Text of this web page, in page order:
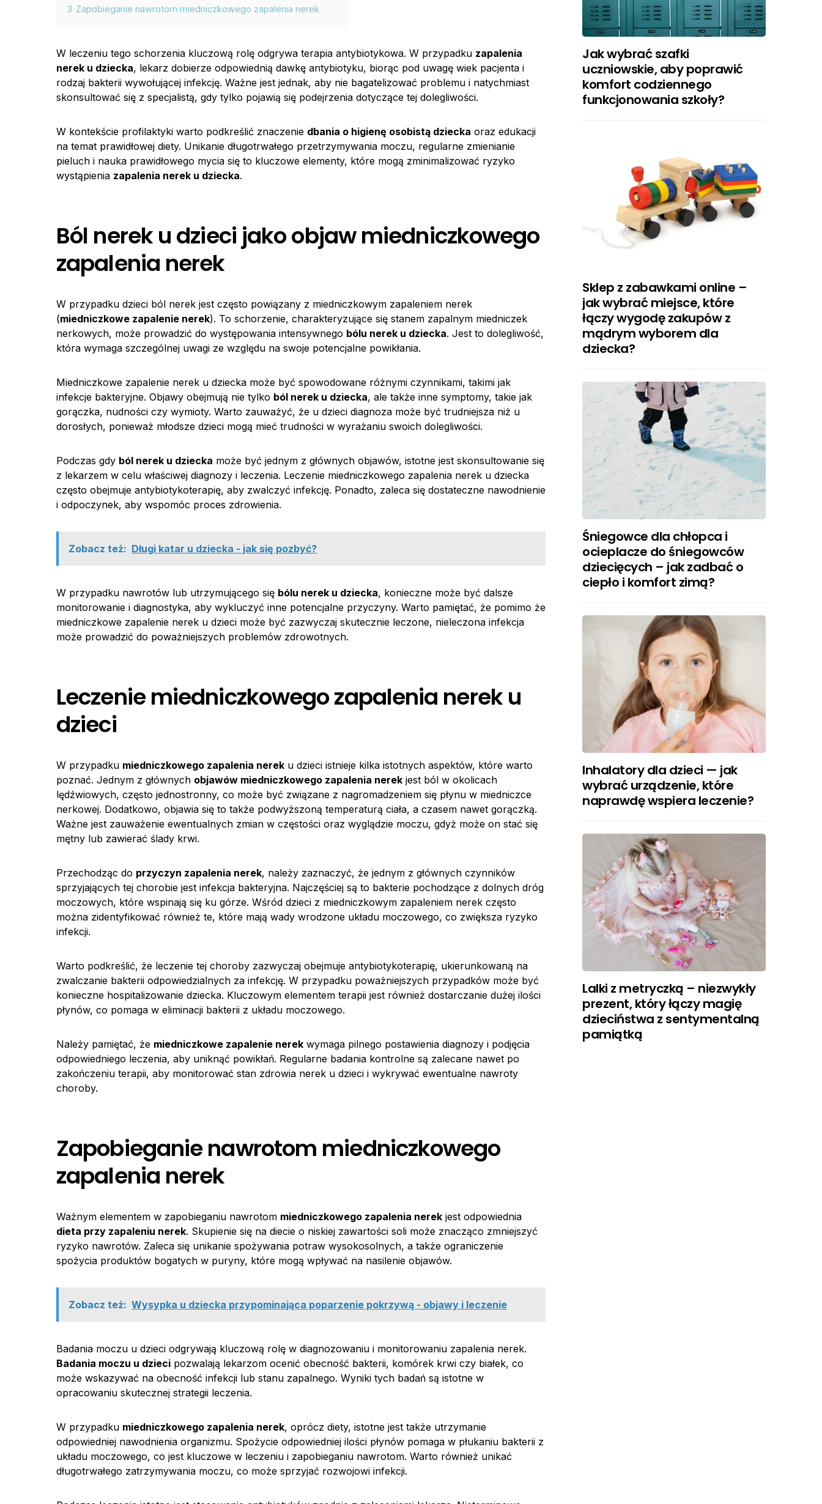
3 Zapobieganie nawrotom miedniczkowego zapalenia nerek
W leczeniu tego schorzenia kluczową rolę odgrywa terapia antybiotykowa. W przypadku zapalenia
nerek u dziecka, lekarz dobierze odpowiednią dawkę antybiotyku, biorąc pod uwagę wiek pacjenta i
rodzaj bakterii wywołującej infekcję. Ważne jest jednak, aby nie bagatelizować problemu i natychmiast
skonsultować się z specjalistą, gdy tylko pojawią się podejrzenia dotyczące tej dolegliwości.
W kontekście profilaktyki warto podkreślić znaczenie dbania o higienę osobistą dziecka oraz edukacji
na temat prawidłowej diety. Unikanie długotrwałego przetrzymywania moczu, regularne zmienianie
pieluch i nauka prawidłowego mycia się to kluczowe elementy, które mogą zminimalizować ryzyko
wystąpienia zapalenia nerek u dziecka.
Ból nerek u dzieci jako objaw miedniczkowego
zapalenia nerek
W przypadku dzieci ból nerek jest często powiązany z miedniczkowym zapaleniem nerek
(miedniczkowe zapalenie nerek). To schorzenie, charakteryzujące się stanem zapalnym miedniczek
nerkowych, może prowadzić do występowania intensywnego bólu nerek u dziecka. Jest to dolegliwość,
która wymaga szczególnej uwagi ze względu na swoje potencjalne powikłania.
Miedniczkowe zapalenie nerek u dziecka może być spowodowane różnymi czynnikami, takimi jak
infekcje bakteryjne. Objawy obejmują nie tylko ból nerek u dziecka, ale także inne symptomy, takie jak
gorączka, nudności czy wymioty. Warto zauważyć, że u dzieci diagnoza może być trudniejsza niż u
dorosłych, ponieważ młodsze dzieci mogą mieć trudności w wyrażaniu swoich dolegliwości.
Podczas gdy ból nerek u dziecka może być jednym z głównych objawów, istotne jest skonsultowanie się
z lekarzem w celu właściwej diagnozy i leczenia. Leczenie miedniczkowego zapalenia nerek u dziecka
często obejmuje antybiotykoterapię, aby zwalczyć infekcję. Ponadto, zaleca się dostateczne nawodnienie
i odpoczynek, aby wspomóc proces zdrowienia.
Zobacz też: Długi katar u dziecka - jak się pozbyć?
W przypadku nawrotów lub utrzymującego się bólu nerek u dziecka, konieczne może być dalsze
monitorowanie i diagnostyka, aby wykluczyć inne potencjalne przyczyny. Warto pamiętać, że pomimo że
miedniczkowe zapalenie nerek u dzieci może być zazwyczaj skutecznie leczone, nieleczona infekcja
może prowadzić do poważniejszych problemów zdrowotnych.
Leczenie miedniczkowego zapalenia nerek u
dzieci
W przypadku miedniczkowego zapalenia nerek u dzieci istnieje kilka istotnych aspektów, które warto
poznać. Jednym z głównych objawów miedniczkowego zapalenia nerek jest ból w okolicach
lędźwiowych, często jednostronny, co może być związane z nagromadzeniem się płynu w miedniczce
nerkowej. Dodatkowo, objawia się to także podwyższoną temperaturą ciała, a czasem nawet gorączką.
Ważne jest zauważenie ewentualnych zmian w częstości oraz wyglądzie moczu, gdyż może on stać się
mętny lub zawierać ślady krwi.
Przechodząc do przyczyn zapalenia nerek, należy zaznaczyć, że jednym z głównych czynników
sprzyjających tej chorobie jest infekcja bakteryjna. Najczęściej są to bakterie pochodzące z dolnych dróg
moczowych, które wspinają się ku górze. Wśród dzieci z miedniczkowym zapaleniem nerek często
można zidentyfikować również te, które mają wady wrodzone układu moczowego, co zwiększa ryzyko
infekcji.
Warto podkreślić, że leczenie tej choroby zazwyczaj obejmuje antybiotykoterapię, ukierunkowaną na
zwalczanie bakterii odpowiedzialnych za infekcję. W przypadku poważniejszych przypadków może być
konieczne hospitalizowanie dziecka. Kluczowym elementem terapii jest również dostarczanie dużej ilości
płynów, co pomaga w eliminacji bakterii z układu moczowego.
Należy pamiętać, że miedniczkowe zapalenie nerek wymaga pilnego postawienia diagnozy i podjęcia
odpowiedniego leczenia, aby uniknąć powikłań. Regularne badania kontrolne są zalecane nawet po
zakończeniu terapii, aby monitorować stan zdrowia nerek u dzieci i wykrywać ewentualne nawroty
choroby.
Zapobieganie nawrotom miedniczkowego
zapalenia nerek
Ważnym elementem w zapobieganiu nawrotom miedniczkowego zapalenia nerek jest odpowiednia
dieta przy zapaleniu nerek. Skupienie się na diecie o niskiej zawartości soli może znacząco zmniejszyć
ryzyko nawrotów. Zaleca się unikanie spożywania potraw wysokosolnych, a także ograniczenie
spożycia produktów bogatych w puryny, które mogą wpływać na nasilenie objawów.
Zobacz też: Wysypka u dziecka przypominająca poparzenie pokrzywą - objawy i leczenie
Badania moczu u dzieci odgrywają kluczową rolę w diagnozowaniu i monitorowaniu zapalenia nerek.
Badania moczu u dzieci pozwalają lekarzom ocenić obecność bakterii, komórek krwi czy białek, co
może wskazywać na obecność infekcji lub stanu zapalnego. Wyniki tych badań są istotne w
opracowaniu skutecznej strategii leczenia.
W przypadku miedniczkowego zapalenia nerek, oprócz diety, istotne jest także utrzymanie
odpowiedniej nawodnienia organizmu. Spożycie odpowiedniej ilości płynów pomaga w płukaniu bakterii z
układu moczowego, co jest kluczowe w leczeniu i zapobieganiu nawrotom. Warto również unikać
długotrwałego zatrzymywania moczu, co może sprzyjać rozwojowi infekcji.
Jak wybrać szafki
uczniowskie, aby poprawić
komfort codziennego
funkcjonowania szkoły?
Sklep z zabawkami online –
jak wybrać miejsce, które
łączy wygodę zakupów z
mądrym wyborem dla
dziecka?
Śniegowce dla chłopca i
ocieplacze do śniegowców
dziecięcych – jak zadbać o
ciepło i komfort zimą?
Inhalatory dla dzieci — jak
wybrać urządzenie, które
naprawdę wspiera leczenie?
Lalki z metryczką – niezwykły
prezent, który łączy magię
dzieciństwa z sentymentalną
pamiątką